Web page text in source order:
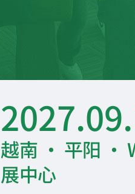
越南 · 平阳 ·
展中心